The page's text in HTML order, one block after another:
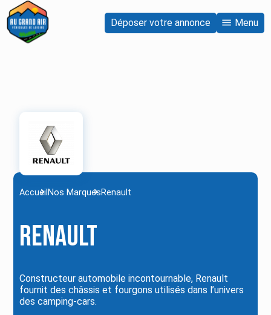
Déposer votre annonce Menu
Accueil Nos MarquesRenault
Renault
Constructeur automobile incontournable, Renault
fournit des châssis et fourgons utilisés dans l’univers
des camping-cars.